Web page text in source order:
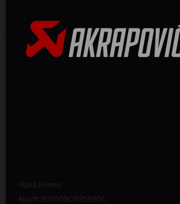
Alpha Romeo
Abarth 500/500C/595/595C